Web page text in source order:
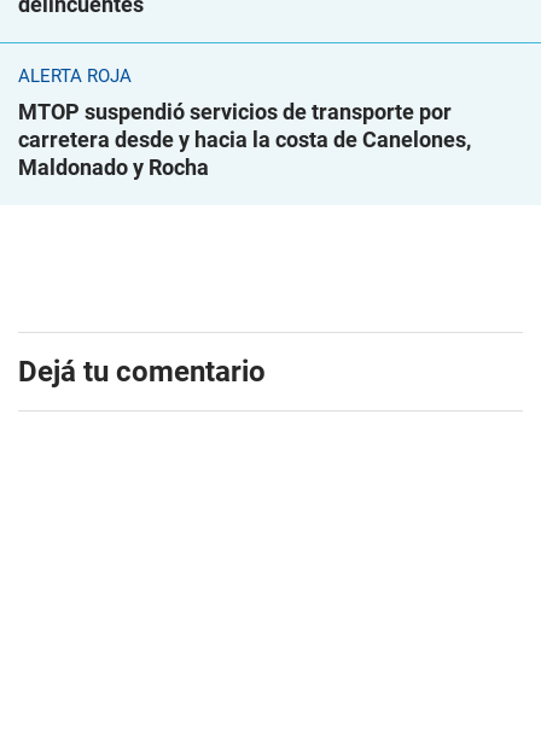
ALERTA ROJA
MTOP suspendió servicios de transporte por
carretera desde y hacia la costa de Canelones,
Maldonado y Rocha
Dejá tu comentario